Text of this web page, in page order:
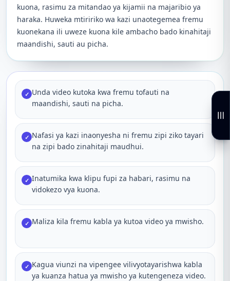
kuona, rasimu za mitandao ya kijamii na majaribio ya
haraka. Huweka mtiririko wa kazi unaotegemea fremu
kuonekana ili uweze kuona kile ambacho bado kinahitaji
maandishi, sauti au picha.
✓ Unda video kutoka kwa fremu tofauti na
maandishi, sauti na picha.
✓ Nafasi ya kazi inaonyesha ni fremu zipi ziko tayari
na zipi bado zinahitaji maudhui.
✓ Inatumika kwa klipu fupi za habari, rasimu na
vidokezo vya kuona.
✓ Maliza kila fremu kabla ya kutoa video ya mwisho.
✓ Kagua viunzi na vipengee vilivyotayarishwa kabla
ya kuanza hatua ya mwisho ya kutengeneza video.